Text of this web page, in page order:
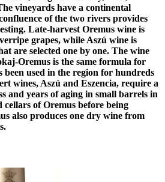
vineyards have a continental
of the two rivers provides
Late-harvest Oremus wine is
grapes, while Aszú wine is
are selected one by one. The wine
Oremus is the same formula for
used in the region for hundreds
wines, Aszú and Eszencia, require a
and years of aging in small barrels in
of Oremus before being
also produces one dry wine from